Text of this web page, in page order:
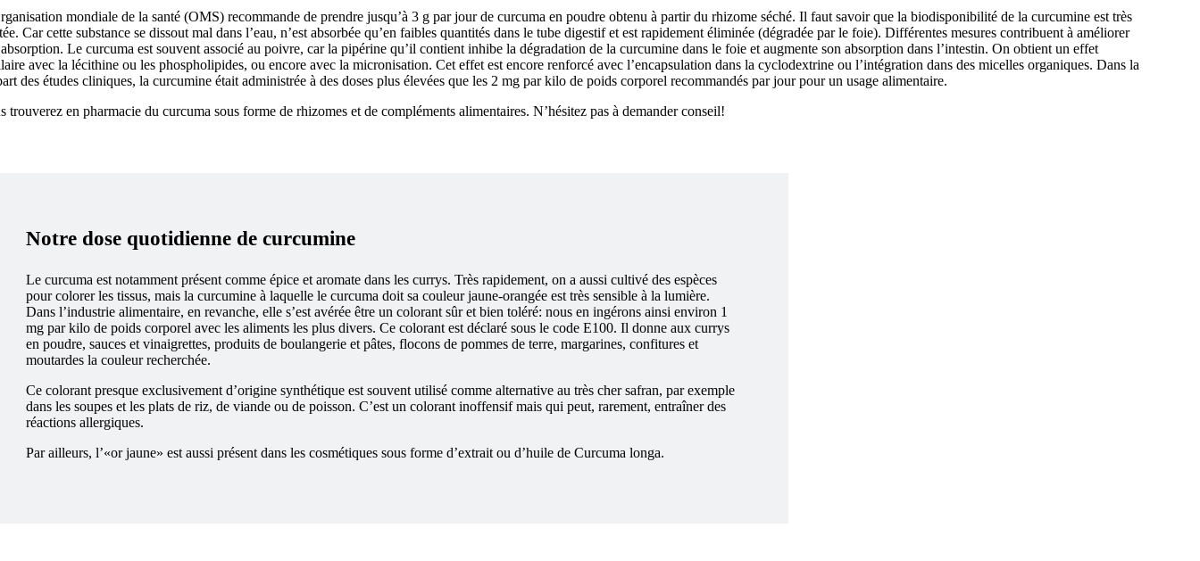
mondiale de la santé (OMS) recommande de prendre jusqu’à 3 g par jour de curcuma en poudre obtenu à partir du rhizome séché. Il faut savoir que la biodisponibilité de la curcumine est très
Car cette substance se dissout mal dans l’eau, n’est absorbée qu’en faibles quantités dans le tube digestif et est rapidement éliminée (dégradée par le foie). Différentes mesures contribuent à améliorer
Le curcuma est souvent associé au poivre, car la pipérine qu’il contient inhibe la dégradation de la curcumine dans le foie et augmente son absorption dans l’intestin. On obtient un effet
avec la lécithine ou les phospholipides, ou encore avec la micronisation. Cet effet est encore renforcé avec l’encapsulation dans la cyclodextrine ou l’intégration dans des micelles organiques. Dans la
des études cliniques, la curcumine était administrée à des doses plus élevées que les 2 mg par kilo de poids corporel recommandés par jour pour un usage alimentaire.
trouverez en pharmacie du curcuma sous forme de rhizomes et de compléments alimentaires. N’hésitez pas à demander conseil!
Notre dose quotidienne de curcumine
Le curcuma est notamment présent comme épice et aromate dans les currys. Très rapidement, on a aussi cultivé des espèces
pour colorer les tissus, mais la curcumine à laquelle le curcuma doit sa couleur jaune-orangée est très sensible à la lumière.
Dans l’industrie alimentaire, en revanche, elle s’est avérée être un colorant sûr et bien toléré: nous en ingérons ainsi environ 1
mg par kilo de poids corporel avec les aliments les plus divers. Ce colorant est déclaré sous le code E100. Il donne aux currys
en poudre, sauces et vinaigrettes, produits de boulangerie et pâtes, flocons de pommes de terre, margarines, confitures et
moutardes la couleur recherchée.
Ce colorant presque exclusivement d’origine synthétique est souvent utilisé comme alternative au très cher safran, par exemple
dans les soupes et les plats de riz, de viande ou de poisson. C’est un colorant inoffensif mais qui peut, rarement, entraîner des
réactions allergiques.
Par ailleurs, l’«or jaune» est aussi présent dans les cosmétiques sous forme d’extrait ou d’huile de Curcuma longa.